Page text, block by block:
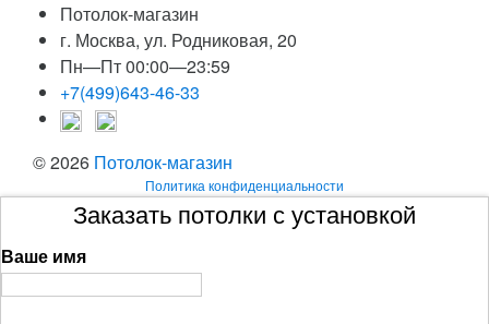
Потолок-магазин
г. Москва, ул. Родниковая, 20
Пн—Пт 00:00—23:59
+7(499)643-46-33
© 2026 Потолок-магазин
Политика конфиденциальности
Заказать потолки с установкой
Ваше имя